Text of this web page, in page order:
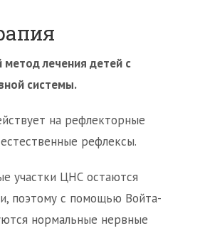
лечения детей с
системы.
на рефлекторные
рефлексы.
участки ЦНС остаются
поэтому с помощью Войта-
нормальные нервные